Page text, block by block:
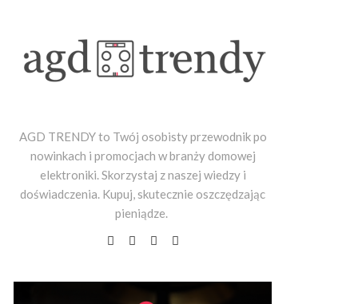
AGD TRENDY to Twój osobisty przewodnik po
nowinkach i promocjach w branży domowej
elektroniki. Skorzystaj z naszej wiedzy i
doświadczenia. Kupuj, skutecznie oszczędzając
pieniądze.